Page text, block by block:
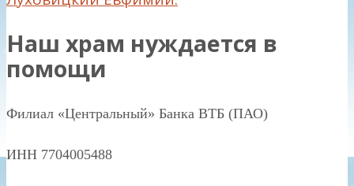
Наш храм нуждается в
помощи
Филиал «Центральный» Банка ВТБ (ПАО)
ИНН 7704005488